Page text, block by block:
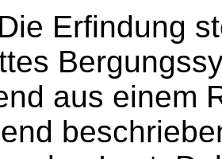
Die Erfindung
aus einem